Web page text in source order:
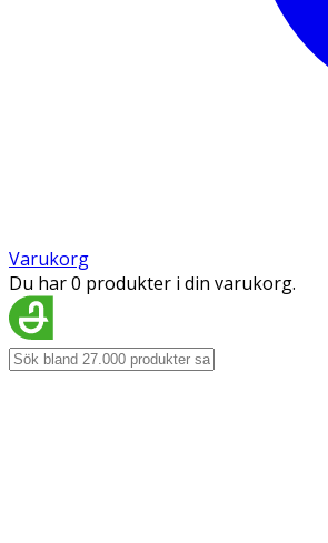
Varukorg
Du har 0 produkter i din varukorg.